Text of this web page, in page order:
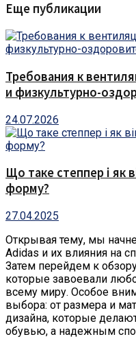
Еще публикации
Требования к
и физкультурно-
24.07.2026
Що таке степпер і як
форму?
27.04.2025
Открывая тему, мы
Adidas и их влияния на
Затем перейдем к
которые завоевали
всему миру. Особое
выбора: от размера и
дизайна, которые
обувью, а надежным